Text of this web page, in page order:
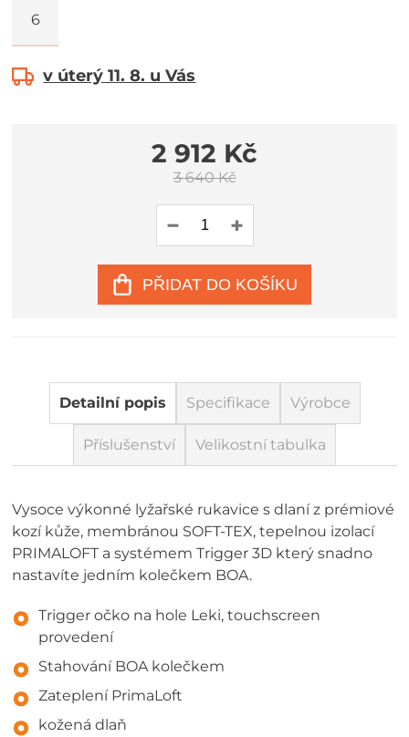
6
v úterý 11. 8. u Vás
2 912 Kč
3 640 Kč
PŘIDAT DO KOŠÍKU
Detailní popis Specifikace Výrobce
Příslušenství Velikostní tabulka
Vysoce výkonné lyžařské rukavice s dlaní z prémiové
kozí kůže, membránou SOFT-TEX, tepelnou izolací
PRIMALOFT a systémem Trigger 3D který snadno
nastavíte jedním kolečkem BOA.
Trigger očko na hole Leki, touchscreen
provedení
Stahování BOA kolečkem
Zateplení PrimaLoft
kožená dlaň